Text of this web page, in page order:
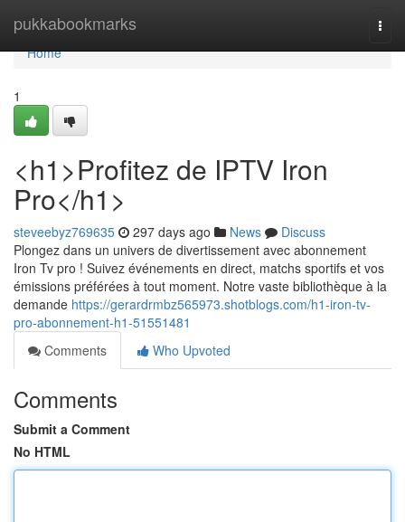
pukkabookmarks
Home
Home
1
<h1>Profitez de IPTV Iron
Pro</h1>
steveebyz769635 297 days ago News
Discuss
Plongez dans un univers de divertissement avec abonnement
Iron Tv pro ! Suivez événements en direct, matchs sportifs et vos
émissions préférées à tout moment. Notre vaste bibliothèque à la
demande https://gerardrmbz565973.shotblogs.com/h1-iron-tv-
pro-abonnement-h1-51551481
Comments
Who Upvoted
Comments
Submit a Comment
No HTML